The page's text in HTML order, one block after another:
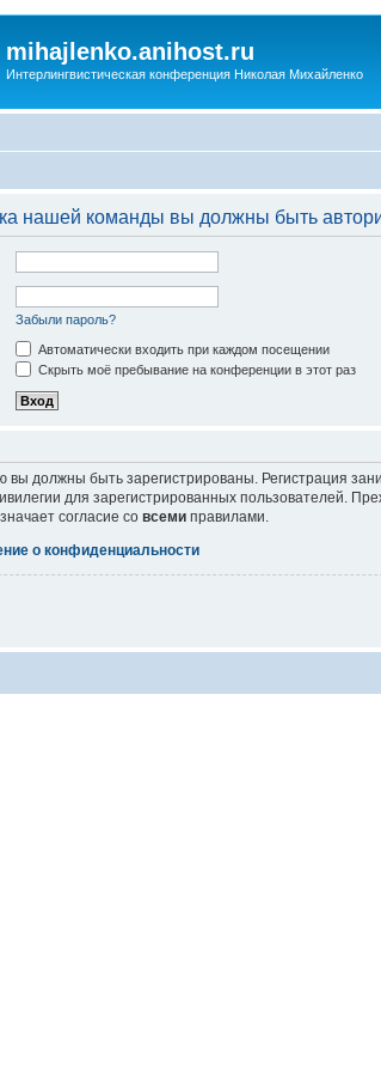
mihajlenko.anihost.ru
Интерлингвистическая конференция Николая Михайленко
нашей команды вы должны быть
Забыли пароль?
Автоматически входить при каждом посещении
Скрыть моё пребывание на конференции в этот раз
должны быть зарегистрированы. Регистрация
для зарегистрированных пользователей.
согласие со всеми правилами.
о конфиденциальности